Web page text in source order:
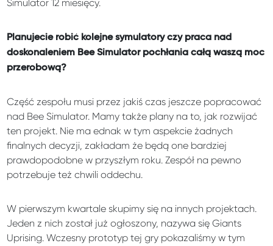
Simulator 12 miesięcy.
Planujecie robić kolejne symulatory czy praca nad
doskonaleniem Bee Simulator pochłania całą waszą moc
przerobową?
Część zespołu musi przez jakiś czas jeszcze popracować
nad Bee Simulator. Mamy także plany na to, jak rozwijać
ten projekt. Nie ma ednak w tym aspekcie żadnych
finalnych decyzji, zakładam że będą one bardziej
prawdopodobne w przyszłym roku. Zespół na pewno
potrzebuje też chwili oddechu.
W pierwszym kwartale skupimy się na innych projektach.
Jeden z nich został już ogłoszony, nazywa się Giants
Uprising. Wczesny prototyp tej gry pokazaliśmy w tym